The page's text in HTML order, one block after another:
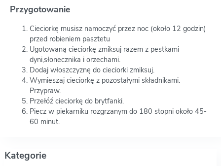
Przygotowanie
Cieciorkę musisz namoczyć przez noc (około 12 godzin)
przed robieniem pasztetu
Ugotowaną cieciorkę zmiksuj razem z pestkami
dyni,słonecznika i orzechami.
Dodaj włoszczyznę do cieciorki zmiksuj.
Wymieszaj cieciorkę z pozostałymi składnikami.
Przypraw.
Przełóź cieciorkę do brytfanki.
Piecz w piekarniku rozgrzanym do 180 stopni około 45-
60 minut.
Kategorie